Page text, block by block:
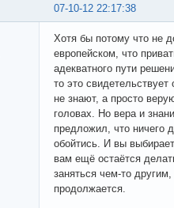
07-10-12 22:17:38
Хотя бы потому что не
европейском, что
адекватного пути
то это
не знают, а просто
головах. Но вера и
предложил, что ничего
обойтись. И вы
вам ещё остаётся
заняться чем-то
продолжается.